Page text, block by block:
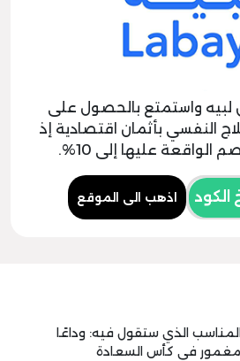
واستمتع بالحصول على
النفسي بأثمان اقتصادية إذ
عليها إلى 10%.
الكود اذهب الى الموقع
الذي ستقول فيه: وداعًا
مغمور في كأس السعادة